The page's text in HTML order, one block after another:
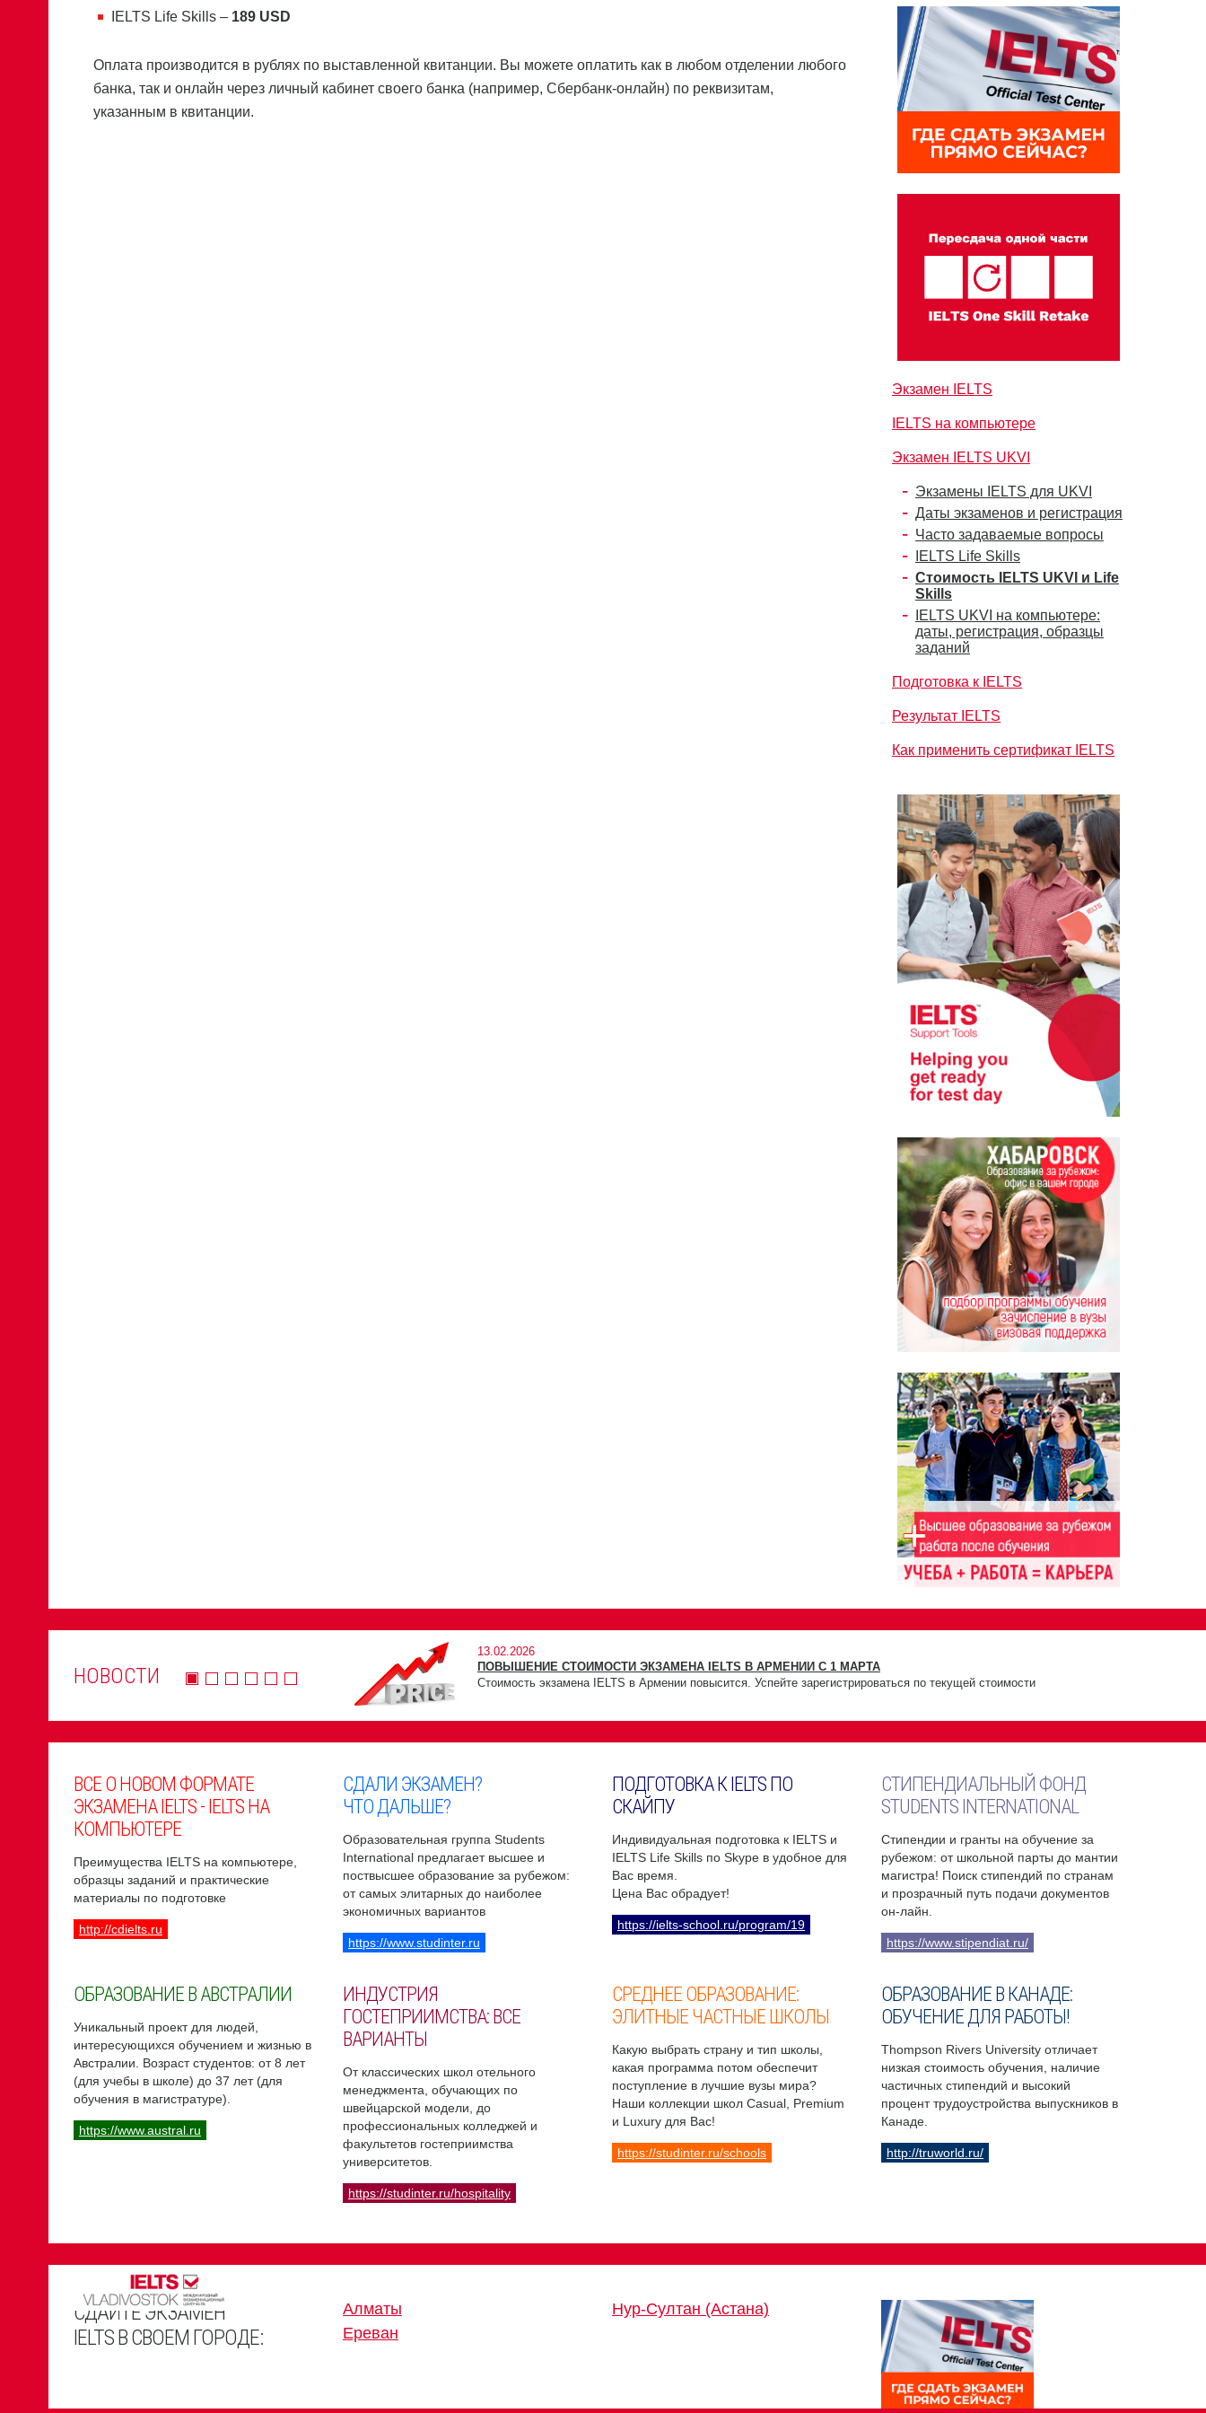
IELTS Life Skills – 189 USD
Оплата производится в рублях по выставленной квитанции. Вы можете оплатить как в любом отделении любого
банка, так и онлайн через личный кабинет своего банка (например, Сбербанк-онлайн) по реквизитам,
указанным в квитанции.
Экзамен IELTS
IELTS на компьютере
Экзамен IELTS UKVI
Экзамены IELTS для UKVI
Даты экзаменов и регистрация
Часто задаваемые вопросы
IELTS Life Skills
Стоимость IELTS UKVI и Life
Skills
IELTS UKVI на компьютере:
даты, регистрация, образцы
заданий
Подготовка к IELTS
Результат IELTS
Как применить сертификат IELTS
НОВОСТИ
13.02.2026
ПОВЫШЕНИЕ СТОИМОСТИ ЭКЗАМЕНА IELTS В АРМЕНИИ С 1 МАРТА
Стоимость экзамена IELTS в Армении повысится. Успейте зарегистрироваться по текущей стоимости
ВСЕ О НОВОМ ФОРМАТЕ
ЭКЗАМЕНА IELTS - IELTS НА
КОМПЬЮТЕРЕ
Преимущества IELTS на компьютере,
образцы заданий и практические
материалы по подготовке
http://cdielts.ru
СДАЛИ ЭКЗАМЕН?
ЧТО ДАЛЬШЕ?
Образовательная группа Students
International предлагает высшее и
поствысшее образование за рубежом:
от самых элитарных до наиболее
экономичных вариантов
https://www.studinter.ru
ПОДГОТОВКА К IELTS ПО
СКАЙПУ
Индивидуальная подготовка к IELTS и
IELTS Life Skills по Skype в удобное для
Вас время.
Цена Вас обрадует!
https://ielts-school.ru/program/19
СТИПЕНДИАЛЬНЫЙ ФОНД
STUDENTS INTERNATIONAL
Стипендии и гранты на обучение за
рубежом: от школьной парты до мантии
магистра! Поиск стипендий по странам
и прозрачный путь подачи документов
он-лайн.
https://www.stipendiat.ru/
ОБРАЗОВАНИЕ В АВСТРАЛИИ
Уникальный проект для людей,
интересующихся обучением и жизнью в
Австралии. Возраст студентов: от 8 лет
(для учебы в школе) до 37 лет (для
обучения в магистратуре).
https://www.austral.ru
ИНДУСТРИЯ
ГОСТЕПРИИМСТВА: ВСЕ
ВАРИАНТЫ
От классических школ отельного
менеджмента, обучающих по
швейцарской модели, до
профессиональных колледжей и
факультетов гостеприимства
университетов.
https://studinter.ru/hospitality
СРЕДНЕЕ ОБРАЗОВАНИЕ:
ЭЛИТНЫЕ ЧАСТНЫЕ ШКОЛЫ
Какую выбрать страну и тип школы,
какая программа потом обеспечит
поступление в лучшие вузы мира?
Наши коллекции школ Casual, Premium
и Luxury для Вас!
https://studinter.ru/schools
ОБРАЗОВАНИЕ В КАНАДЕ:
ОБУЧЕНИЕ ДЛЯ РАБОТЫ!
Thompson Rivers University отличает
низкая стоимость обучения, наличие
частичных стипендий и высокий
процент трудоустройства выпускников в
Канаде.
http://truworld.ru/
СДАЙТЕ ЭКЗАМЕН
IELTS В СВОЕМ ГОРОДЕ:
Алматы
Ереван
Нур-Султан (Астана)